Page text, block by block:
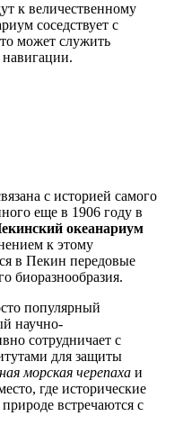
к величественному
соседствует с
может служить
с историей самого
еще в 1906 году в
океанариум
к этому
в Пекин передовые
биоразнообразия.
популярный
научно-
сотрудничает с
для защиты
морская черепаха и
где исторические
встречаются с